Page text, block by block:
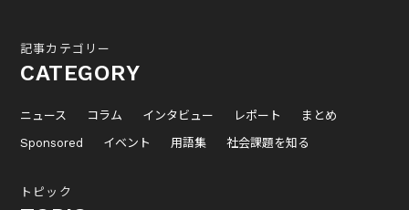
記事カテゴリー
CATEGORY
ニュース コラム インタビュー レポート
まとめ
Sponsored
イベント 用語集 社会課題を知る
トピック